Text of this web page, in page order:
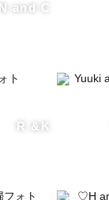
N and C
R &K